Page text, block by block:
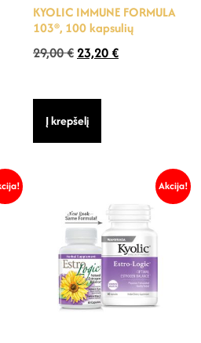
KYOLIC IMMUNE FORMULA
103®, 100 kapsulių
29,00€ 23,20€
Į krepšelį
Akcija!